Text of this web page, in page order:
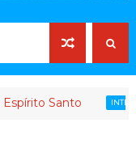
INTERVENÇÃO